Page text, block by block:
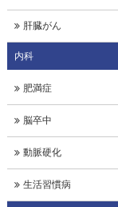
肝臓がん
内科
肥満症
脳卒中
動脈硬化
生活習慣病